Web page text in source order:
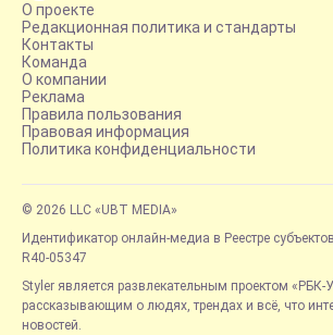
О проекте
Редакционная политика и стандарты
Контакты
Команда
О компании
Реклама
Правила пользования
Правовая информация
Политика конфиденциальности
© 2026 LLC «UBT MEDIA»
Идентификатор онлайн-медиа в Реестре
R40-05347
Styler является развлекательным проектом «РБК-
рассказывающим о людях, трендах и всё, что
новостей.